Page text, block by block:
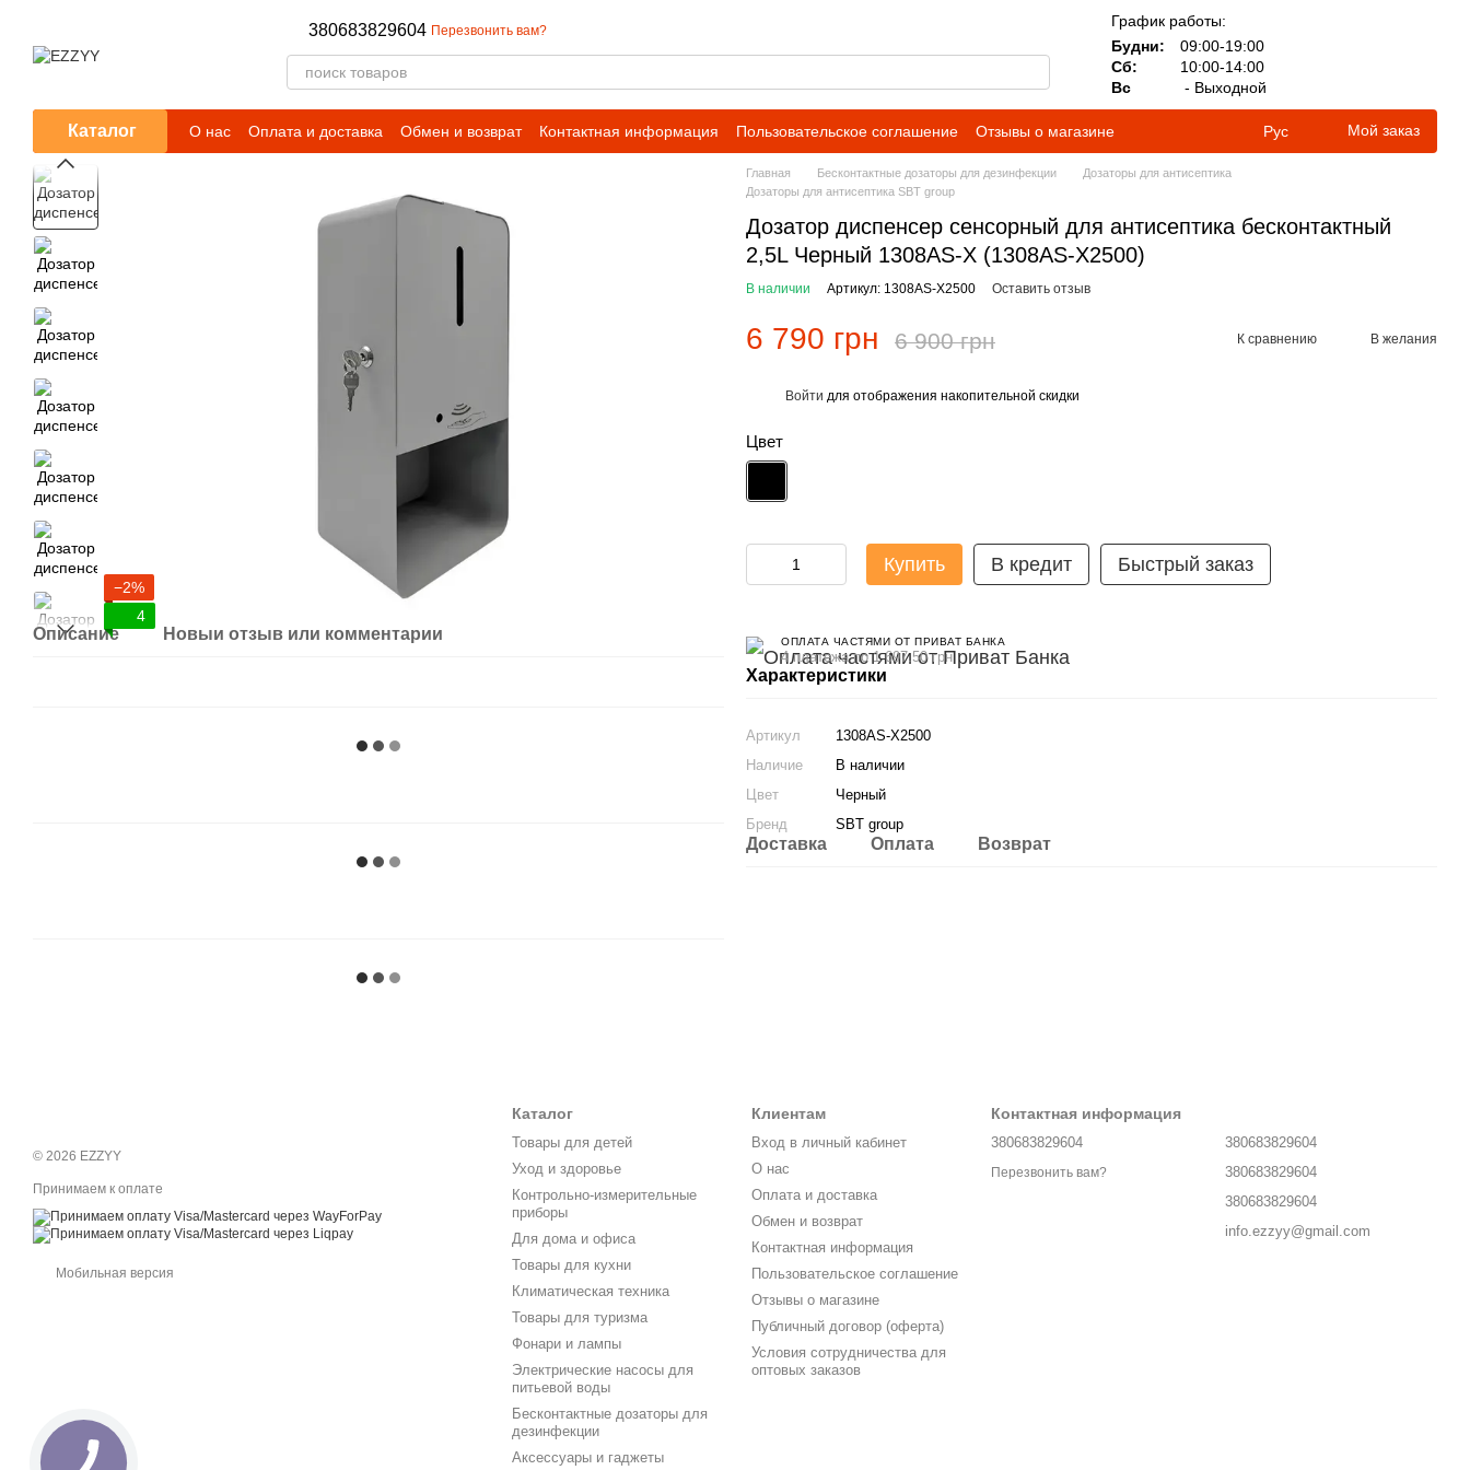
380683829604 Перезвонить вам?
График работы:
Будни:
09:00-19:00
Сб:
10:00-14:00
Вс
- Выходной
Каталог О нас Оплата и доставка Обмен и возврат Контактная информация Пользовательское соглашение
Отзывы о магазине
Публичный договор (оферта)
Условия сотрудничества для оптовых заказов
Рус Мой заказ
−2%
4
Описание Новый отзыв или комментарий
Главная Бесконтактные дозаторы для дезинфекции
Дозаторы для антисептика
Дозаторы для антисептика SBT group
Дозатор диспенсер сенсорный для антисептика бесконтактный
2,5L Черный 1308AS-X (1308AS-X2500)
В наличии Артикул: 1308AS-X2500 Оставить отзыв
6 790 грн 6 900 грн К сравнению В желания
Войти для отображения накопительной скидки
Цвет
Купить В кредит Быстрый заказ
ОПЛАТА ЧАСТЯМИ ОТ ПРИВАТ БАНКА
4 платежа по 1 697.50 грн
Характеристики
Артикул
1308AS-X2500
Наличие
В наличии
Цвет
Черный
Бренд
SBT group
Доставка Оплата Возврат
© 2026 EZZYY
Принимаем к оплате
Мобильная версия
Каталог
Товары для детей
Уход и здоровье
Контрольно-измерительные
приборы
Для дома и офиса
Товары для кухни
Климатическая техника
Товары для туризма
Фонари и лампы
Электрические насосы для
питьевой воды
Бесконтактные дозаторы для
дезинфекции
Аксессуары и гаджеты
Клиентам
Вход в личный кабинет
О нас
Оплата и доставка
Обмен и возврат
Контактная информация
Пользовательское соглашение
Отзывы о магазине
Публичный договор (оферта)
Условия сотрудничества для
оптовых заказов
Контактная информация
380683829604
Перезвонить вам?
380683829604
380683829604
380683829604
info.ezzyy@gmail.com